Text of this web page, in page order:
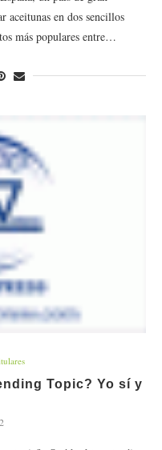
aceitunas en dos sencillos
más populares entre…
Topic? Yo sí y